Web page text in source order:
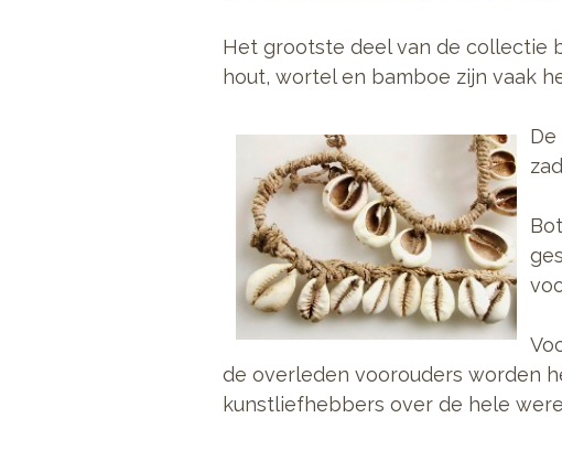
Het grootste deel van de collectie
hout, wortel en bamboe zijn vaak
de overleden voorouders worden
kunstliefhebbers over de hele